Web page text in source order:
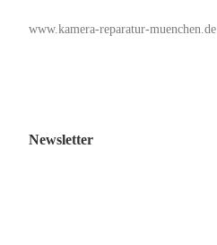
www.kamera-reparatur-muenchen.de
Newsletter